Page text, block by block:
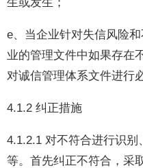
e、当企业针对失信风险
业的管理文件中如果存在
对诚信管理体系文件进行
4.1.2 纠正措施
4.1.2.1 对不符合进行识
等。首先纠正不符合，采